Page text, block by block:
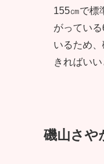
155㎝で標
がってい
いるため
きればいい
磯山さや